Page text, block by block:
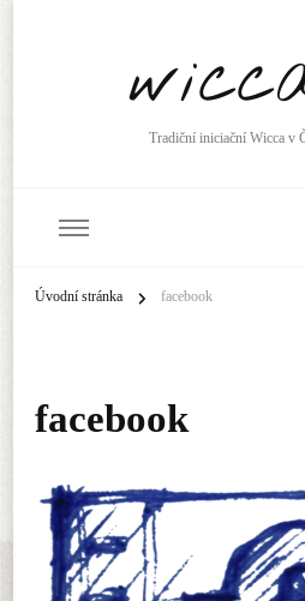
Tradiční iniciační Wicca v
Úvodní stránka facebook
facebook